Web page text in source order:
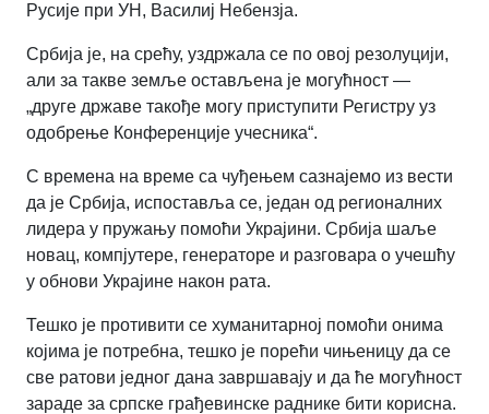
Русије при УН, Василиј Небензја.
Србија је, на срећу, уздржала се по овој резолуцији,
али за такве земље остављена је могућност —
„друге државе такође могу приступити Регистру уз
одобрење Конференције учесника“.
С времена на време са чуђењем сазнајемо из вести
да је Србија, испоставља се, један од регионалних
лидера у пружању помоћи Украјини. Србија шаље
новац, компјутере, генераторе и разговара о учешћу
у обнови Украјине након рата.
Тешко је противити се хуманитарној помоћи онима
којима је потребна, тешко је порећи чињеницу да се
све ратови једног дана завршавају и да ће могућност
зараде за српске грађевинске раднике бити корисна.